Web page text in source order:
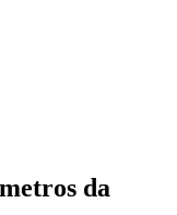
da